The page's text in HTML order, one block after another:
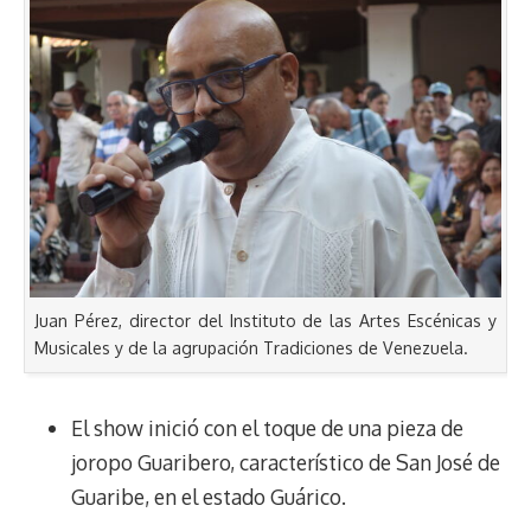
Juan Pérez, director del Instituto de las Artes Escénicas y
Musicales y de la agrupación Tradiciones de Venezuela.
El show inició con el toque de una pieza de
joropo Guaribero, característico de San José de
Guaribe, en el estado Guárico.